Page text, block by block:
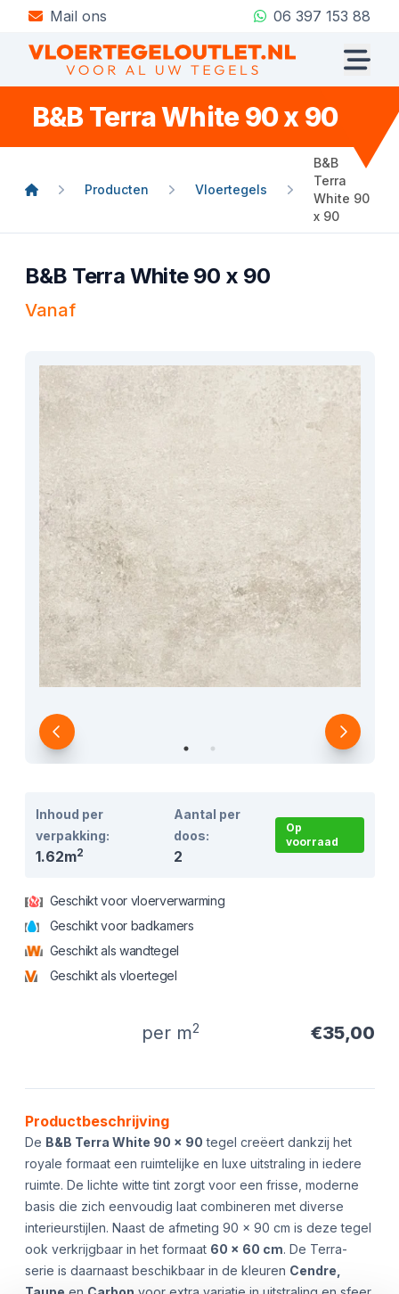
Mail ons 06 397 153 88
B&B Terra White 90 x 90
Producten Vloertegels
B&B
Terra
White 90
x 90
B&B Terra White 90 x 90
Vanaf
Inhoud per
verpakking:
1.62m2
Aantal per
doos:
2
Op
voorraad
Geschikt voor vloerverwarming
Geschikt voor badkamers
Geschikt als wandtegel
Geschikt als vloertegel
per m2 €35,00
Product informatie
Productbeschrijving
De B&B Terra White 90 x 90 tegel creëert dankzij het
royale formaat een ruimtelijke en luxe uitstraling in iedere
ruimte. De lichte witte tint zorgt voor een frisse, moderne
basis die zich eenvoudig laat combineren met diverse
interieurstijlen. Naast de afmeting 90 x 90 cm is deze tegel
ook verkrijgbaar in het formaat 60 x 60 cm. De Terra-
serie is daarnaast beschikbaar in de kleuren Cendre,